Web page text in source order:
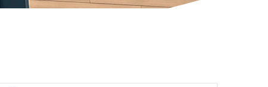
Navigation